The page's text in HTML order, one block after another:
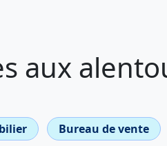
aux
Bureau de vente